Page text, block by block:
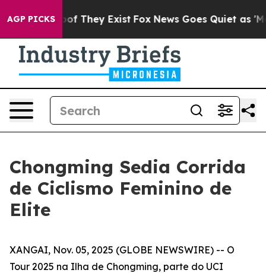
AGP PICKS
no Proof They Exist Fox News Goes Quiet as
Chongming Sedia Corrida
de Ciclismo Feminino de
Elite
XANGAI, Nov. 05, 2025 (GLOBE NEWSWIRE) -- O
Tour 2025 na Ilha de Chongming, parte do UCI